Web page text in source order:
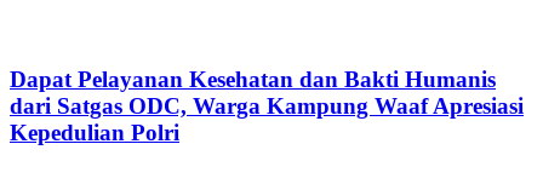
Dapat Pelayanan Kesehatan dan Bakti Humanis
dari Satgas ODC, Warga Kampung Waaf Apresiasi
Kepedulian Polri